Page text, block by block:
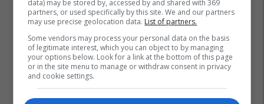
data) may be stored by, accessed by and shared with 369
partners, or used specifically by this site. We and our partners
may use precise geolocation data. List of partners.
Some vendors may process your personal data on the basis
of legitimate interest, which you can object to by managing
your options below. Look for a link at the bottom of this page
or in the site menu to manage or withdraw consent in privacy
and cookie settings.